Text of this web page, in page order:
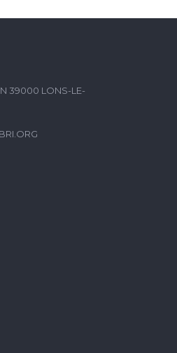
39000 LONS-LE-